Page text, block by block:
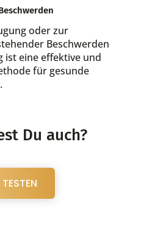
oder zur
Beschwerden
ist eine effektive und
für gesunde
Du auch?